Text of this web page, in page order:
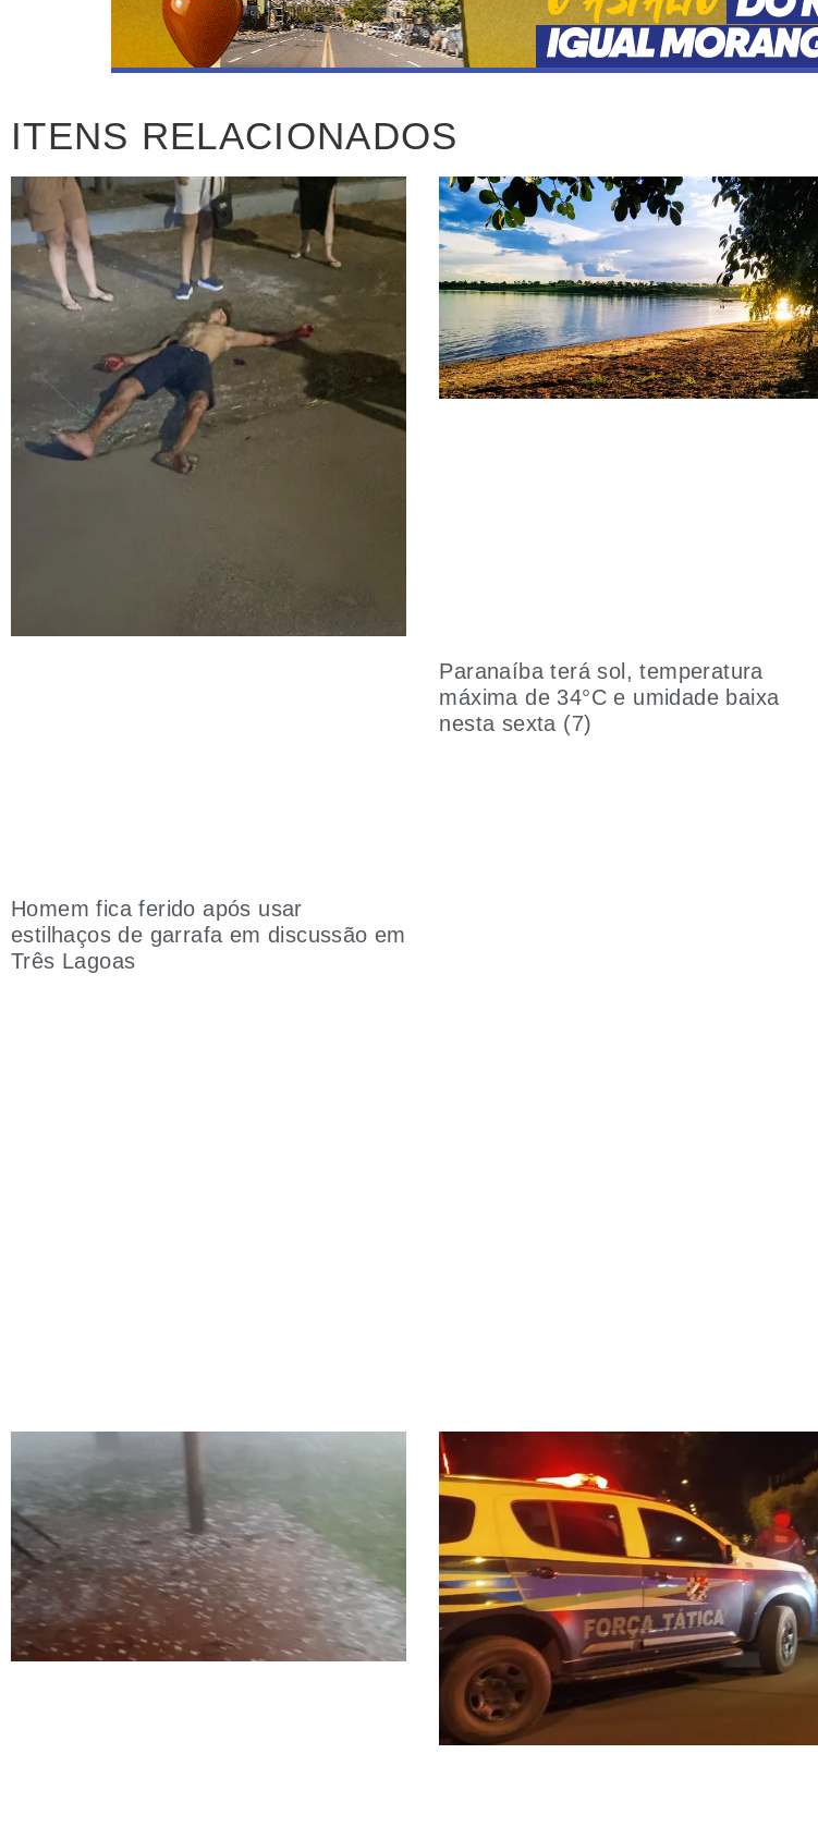
ITENS RELACIONADOS
Homem fica ferido após usar
estilhaços de garrafa em discussão em
Três Lagoas
Paranaíba terá sol, temperatura
máxima de 34°C e umidade baixa
nesta sexta (7)